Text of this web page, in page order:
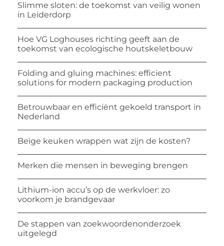
Slimme sloten: de toekomst van veilig wonen
in Leiderdorp
Hoe VG Loghouses richting geeft aan de
toekomst van ecologische houtskeletbouw
Folding and gluing machines: efficient
solutions for modern packaging production
Betrouwbaar en efficiënt gekoeld transport in
Nederland
Beige keuken wrappen wat zijn de kosten?
Merken die mensen in beweging brengen
Lithium-ion accu’s op de werkvloer: zo
voorkom je brandgevaar
De stappen van zoekwoordenonderzoek
uitgelegd